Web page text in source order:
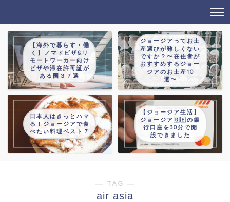
【海外で暮らす・働
く】ノマドビザ&リ
モートワーカー向け
ビザや滞在許可証が
ある国３７選
ジョージアってお土
産選びが難しくない
ですか？〜在住者が
おすすめするジョー
ジアのお土産10
選〜
日本人はきっとハマ
る！ジョージアで食
べたい料理ベスト７
【ジョージア生活】
ジョージア🇬🇪の銀
行口座を30分で開
設できました
― TAG ―
air asia